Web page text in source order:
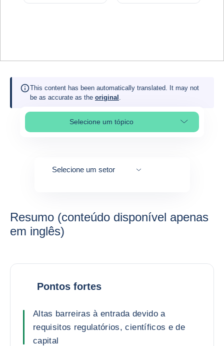
This content has been automatically translated. It may not
be as accurate as the original .
Selecione um tópico
Select page section
Selecione um setor
Resumo (conteúdo disponível apenas
em inglês)
Pontos fortes
Altas barreiras à entrada devido a
requisitos regulatórios, científicos e de
capital